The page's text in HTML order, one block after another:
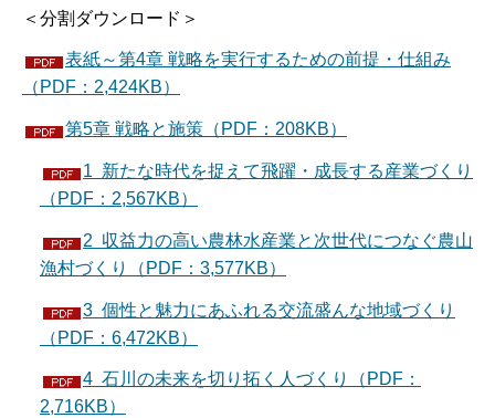
＜分割ダウンロード＞
表紙～第4章 戦略を実行するための前提・仕組み
（PDF：2,424KB）
第5章 戦略と施策（PDF：208KB）
1 新たな時代を捉えて飛躍・成長する産業づくり
（PDF：2,567KB）
2 収益力の高い農林水産業と次世代につなぐ農山
漁村づくり（PDF：3,577KB）
3 個性と魅力にあふれる交流盛んな地域づくり
（PDF：6,472KB）
4 石川の未来を切り拓く人づくり（PDF：
2,716KB）